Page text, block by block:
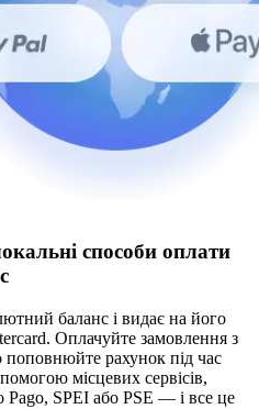
способи оплати
баланс і видає на його
Оплачуйте замовлення з
поповнюйте рахунок під час
місцевих сервісів,
SPEI або PSE — і все це